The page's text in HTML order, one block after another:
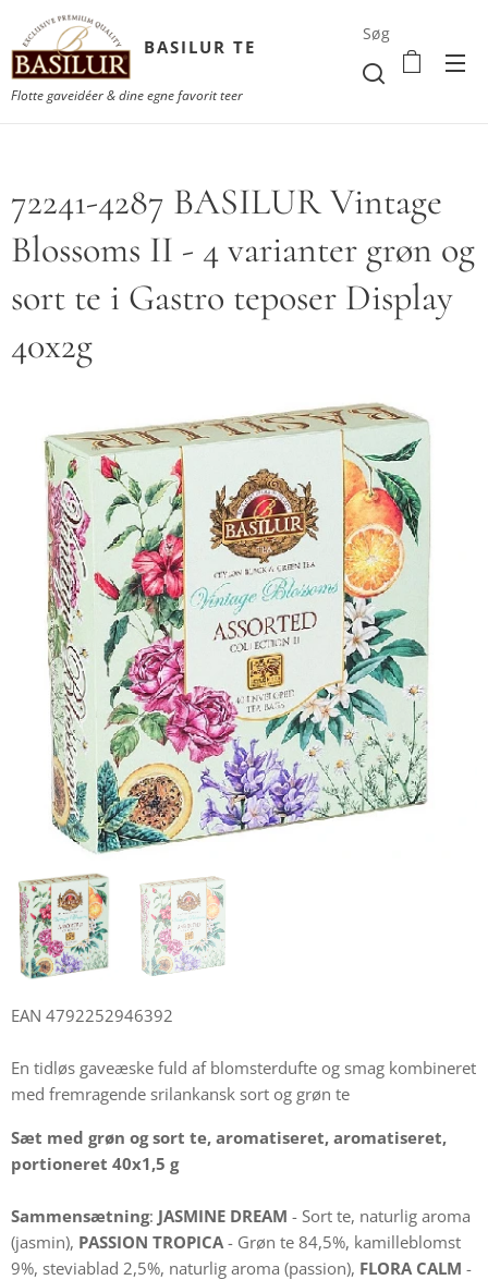
BASILUR TE
Flotte gaveidéer & dine egne favorit teer
Søg
72241-4287 BASILUR Vintage
Blossoms II - 4 varianter grøn og
sort te i Gastro teposer Display
40x2g
EAN 4792252946392
En tidløs gaveæske fuld af blomsterdufte og smag kombineret
med fremragende srilankansk sort og grøn te
Sæt med grøn og sort te, aromatiseret, aromatiseret,
portioneret 40x1,5 g
Sammensætning: JASMINE DREAM - Sort te, naturlig aroma
(jasmin), PASSION TROPICA- Grøn te 84,5%, kamilleblomst
9%, steviablad 2,5%, naturlig aroma (passion), FLORA CALM -